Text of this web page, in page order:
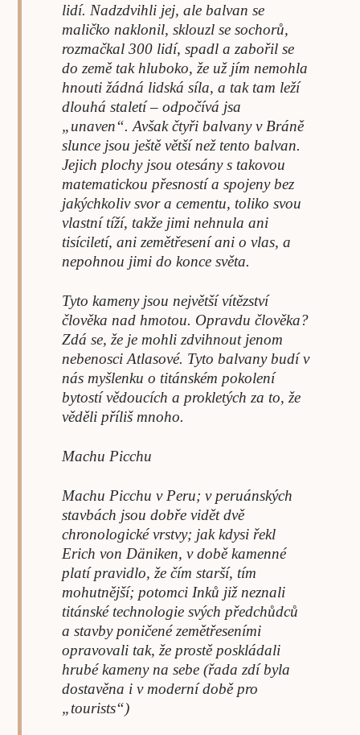
lidí. Nadzdvihli jej, ale balvan se
maličko naklonil, sklouzl se sochorů,
rozmačkal 300 lidí, spadl a zabořil se
do země tak hluboko, že už jím nemohla
hnouti žádná lidská síla, a tak tam leží
dlouhá staletí – odpočívá jsa
„unaven“. Avšak čtyři balvany v Bráně
slunce jsou ještě větší než tento balvan.
Jejich plochy jsou otesány s takovou
matematickou přesností a spojeny bez
jakýchkoliv svor a cementu, toliko svou
vlastní tíží, takže jimi nehnula ani
tisíciletí, ani zemětřesení ani o vlas, a
nepohnou jimi do konce světa.
Tyto kameny jsou největší vítězství
člověka nad hmotou. Opravdu člověka?
Zdá se, že je mohli zdvihnout jenom
nebenosci Atlasové. Tyto balvany budí v
nás myšlenku o titánském pokolení
bytostí vědoucích a prokletých za to, že
věděli příliš mnoho.
Machu Picchu
Machu Picchu v Peru; v peruánských
stavbách jsou dobře vidět dvě
chronologické vrstvy; jak kdysi řekl
Erich von Däniken, v době kamenné
platí pravidlo, že čím starší, tím
mohutnější; potomci Inků již neznali
titánské technologie svých předchůdců
a stavby poničené zemětřeseními
opravovali tak, že prostě poskládali
hrubé kameny na sebe (řada zdí byla
dostavěna i v moderní době pro
„tourists“)